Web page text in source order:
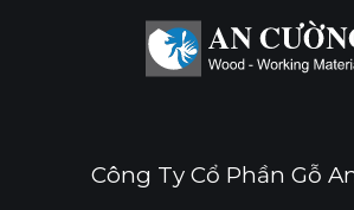
Công Ty Cổ Phần Gỗ